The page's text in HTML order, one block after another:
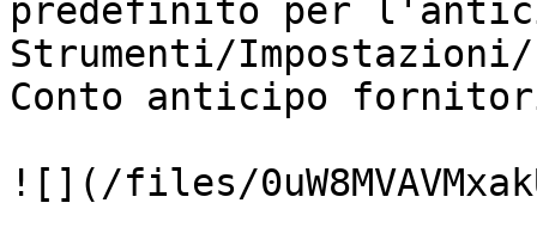
predefinito per
Strumenti/
Conto anticipo
![](/files/